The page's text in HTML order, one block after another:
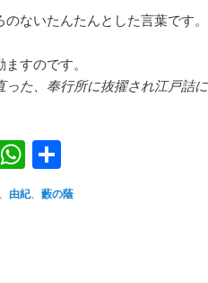
ないたんたんとした言葉です。
すのです。
った、奉行所に抜擢され江戸詰
WhatsApp
有
由紀、 藪の蔭